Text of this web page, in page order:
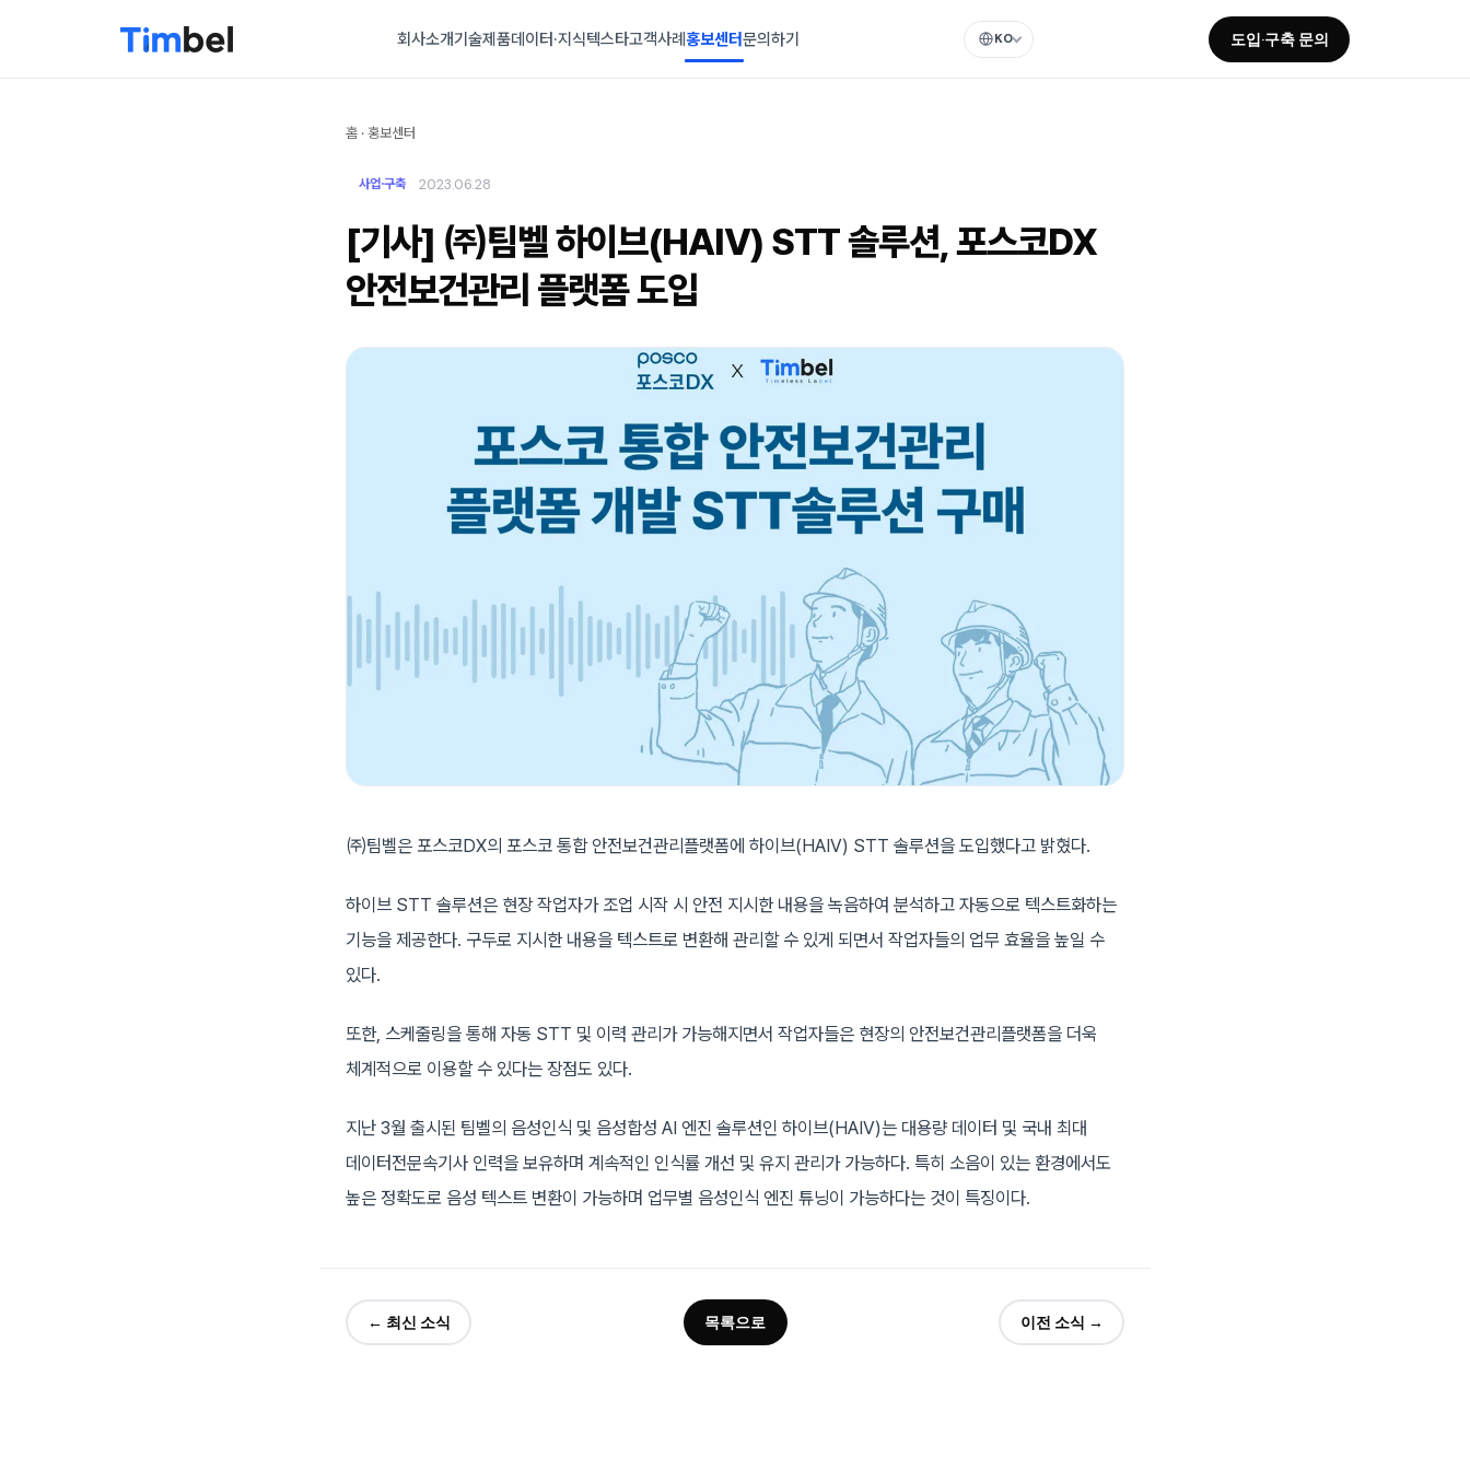
회사소개기술제품데이터·지식텍스타고객사례홍보센터문의하기 KO 도입·구축 문의
홈 · 홍보센터
사업·구축 2023.06.28
[기사] ㈜팀벨 하이브(HAIV) STT 솔루션, 포스코DX
안전보건관리 플랫폼 도입
㈜팀벨은 포스코DX의 포스코 통합 안전보건관리플랫폼에 하이브(HAIV) STT 솔루션을 도입했다고 밝혔다.
하이브 STT 솔루션은 현장 작업자가 조업 시작 시 안전 지시한 내용을 녹음하여 분석하고 자동으로 텍스트화하는
기능을 제공한다. 구두로 지시한 내용을 텍스트로 변환해 관리할 수 있게 되면서 작업자들의 업무 효율을 높일 수
있다.
또한, 스케줄링을 통해 자동 STT 및 이력 관리가 가능해지면서 작업자들은 현장의 안전보건관리플랫폼을 더욱
체계적으로 이용할 수 있다는 장점도 있다.
지난 3월 출시된 팀벨의 음성인식 및 음성합성 AI 엔진 솔루션인 하이브(HAIV)는 대용량 데이터 및 국내 최대
데이터전문속기사 인력을 보유하며 계속적인 인식률 개선 및 유지 관리가 가능하다. 특히 소음이 있는 환경에서도
높은 정확도로 음성 텍스트 변환이 가능하며 업무별 음성인식 엔진 튜닝이 가능하다는 것이 특징이다.
← 최신 소식 목록으로 이전 소식 →